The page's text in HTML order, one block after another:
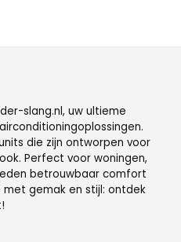
slang.nl, uw ultieme
die zijn ontworpen voor
Perfect voor woningen,
betrouwbaar comfort
gemak en stijl: ontdek